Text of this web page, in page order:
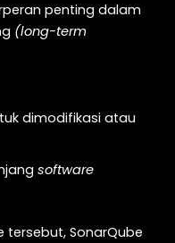
penting dalam
(long-term
dimodifikasi atau
software
SonarQube